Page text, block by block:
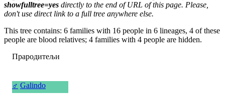
showfulltree=yes directly to the end of URL of this page. Please,
don't use direct link to a full tree anywhere else.
This tree contains: 6 families with 16 people in 6 lineages, 4 of these
people are blood relatives; 4 families with 4 people are hidden.
Прародитељи
♂ Galindo